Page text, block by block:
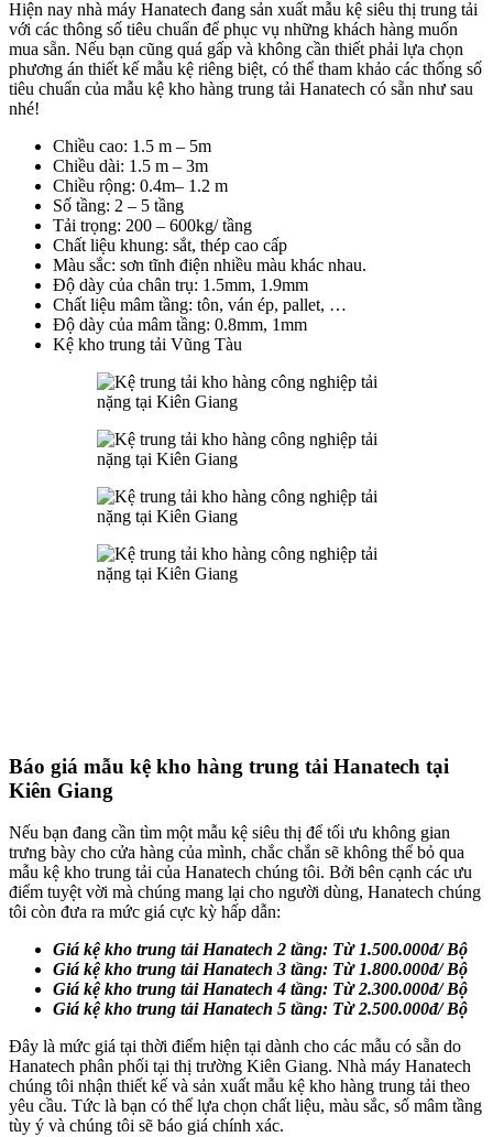
Hiện nay nhà máy Hanatech đang sản xuất mẫu kệ siêu thị trung tải
với các thông số tiêu chuẩn để phục vụ những khách hàng muốn
mua sẵn. Nếu bạn cũng quá gấp và không cần thiết phải lựa chọn
phương án thiết kế mẫu kệ riêng biệt, có thể tham khảo các thống số
tiêu chuẩn của mẫu kệ kho hàng trung tải Hanatech có sẵn như sau
nhé!
Chiều cao: 1.5 m – 5m
Chiều dài: 1.5 m – 3m
Chiều rộng: 0.4m– 1.2 m
Số tầng: 2 – 5 tầng
Tải trọng: 200 – 600kg/ tầng
Chất liệu khung: sắt, thép cao cấp
Màu sắc: sơn tĩnh điện nhiều màu khác nhau.
Độ dày của chân trụ: 1.5mm, 1.9mm
Chất liệu mâm tầng: tôn, ván ép, pallet, …
Độ dày của mâm tầng: 0.8mm, 1mm
Kệ kho trung tải Vũng Tàu
Báo giá mẫu kệ kho hàng trung tải Hanatech tại
Kiên Giang
Nếu bạn đang cần tìm một mẫu kệ siêu thị để tối ưu không gian
trưng bày cho cửa hàng của mình, chắc chắn sẽ không thể bỏ qua
mẫu kệ kho trung tải của Hanatech chúng tôi. Bởi bên cạnh các ưu
điểm tuyệt vời mà chúng mang lại cho người dùng, Hanatech chúng
tôi còn đưa ra mức giá cực kỳ hấp dẫn:
Giá kệ kho trung tải Hanatech 2 tầng: Từ 1.500.000đ/ Bộ
Giá kệ kho trung tải Hanatech 3 tầng: Từ 1.800.000đ/ Bộ
Giá kệ kho trung tải Hanatech 4 tầng: Từ 2.300.000đ/ Bộ
Giá kệ kho trung tải Hanatech 5 tầng: Từ 2.500.000đ/ Bộ
Đây là mức giá tại thời điểm hiện tại dành cho các mẫu có sẵn do
Hanatech phân phối tại thị trường Kiên Giang. Nhà máy Hanatech
chúng tôi nhận thiết kế và sản xuất mẫu kệ kho hàng trung tải theo
yêu cầu. Tức là bạn có thể lựa chọn chất liệu, màu sắc, số mâm tầng
tùy ý và chúng tôi sẽ báo giá chính xác.